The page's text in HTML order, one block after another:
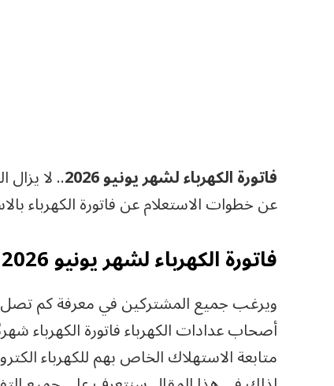
فاتورة الكهرباء لشهر يونيو 2026
.. لا
عن خطوات الاستعلام عن فاتورة الكهرباء
فاتورة الكهرباء لشهر يونيو 2026
أصحاب عدادات الكهرباء فاتورة الكهرباء
متابعة الاستهلاك الخاص بهم للكهرباء